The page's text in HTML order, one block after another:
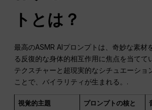
トとは？
最高のASMR AIプロンプトは、奇妙な素材
る反復的な身体的相互作用に焦点を当てて
テクスチャーと超現実的なシチュエーショ
ことで、バイラリティが生まれる。.
視覚的主題
プロンプトの核と